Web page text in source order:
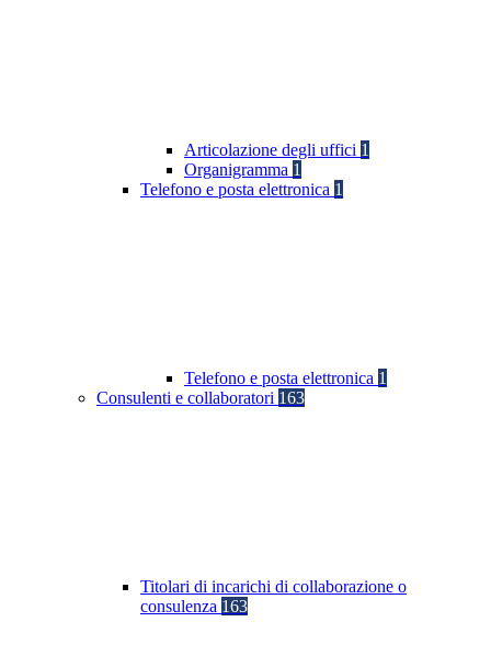
Articolazione degli uffici 1
Organigramma 1
Telefono e posta elettronica 1
Telefono e posta elettronica 1
Consulenti e collaboratori 163
Titolari di incarichi di collaborazione o
consulenza 163